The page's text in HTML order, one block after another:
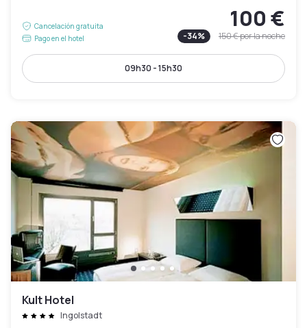
Cancelación gratuita
Pago en el hotel
100 €
-34% 150 €por la noche
09h30 - 15h30
Kult Hotel
Ingolstadt